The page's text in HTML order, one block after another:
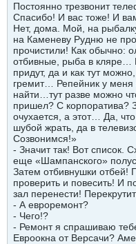
Постоянно трезвонит
Спасибо! И вас тоже! И
Нет, дома. Мой, на
на Каменеву Рудню не
прочистили! Как обычно:
отбивные, рыба в кляре…
придут, да и как тут
гремит… Репейник у
найти…тут разве можно
пришел? С корпоратива?
очухается, а этот… Да,
шубой жрать, да в
Созвонимся!»
- Значит так! Вот список.
еще «Шампанского»
Затем отбивнушки отбей!
проверить и повесить! И
зал перенести!
- А евроремонт?
- Чего!?
- Ремонт я спрашиваю
Евроокна от Версачи?